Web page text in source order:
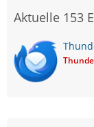
Aktuelle 153